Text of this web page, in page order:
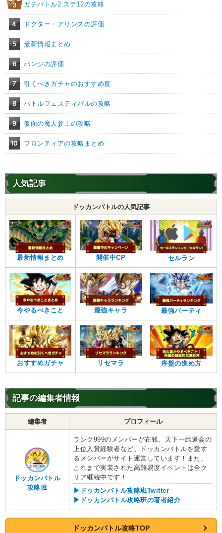
3 ガチバトル2 ステ12の攻略
4 ドクター・アリンスの評価
5 最新情報まとめ
6 パンジの評価
7 引くべきガチャのおすすめ度
8 バトルフェスティバルの攻略
9 仮面の魔人参上の攻略
10 フロンティアの攻略まとめ
人気記事
ドッカンバトルの人気記事
最新情報まとめ 開催中CP セルラン
今やるべきこと 最強キャラ 最強パーティ
おすすめガチャ リセマラ 序盤の進め方
記事の編集者情報
編集者 プロフィール
ドッカンバトル
攻略班
ランク999のメンバーが在籍。天下一武道会の
上位入賞経験者など、ドッカンバトルを愛す
るメンバーがサイト運営しています！また、
これまで実装された高難易度イベントは全ク
リア継続中です！
▶ドッカンバトル攻略班Twitter
▶ドッカンバトル攻略班の著者紹介
ドッカンバトル攻略TOP